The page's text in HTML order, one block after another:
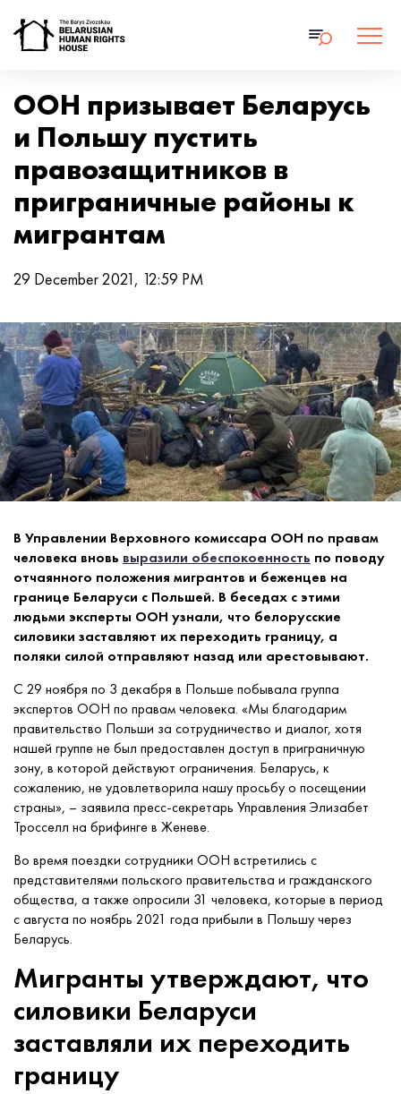
ООН призывает Беларусь
и Польшу пустить
правозащитников в
приграничные районы к
мигрантам
29 December 2021, 12:59 PM
В Управлении Верховного комиссара ООН по правам
человека вновь выразили обеспокоенность по поводу
отчаянного положения мигрантов и беженцев на
границе Беларуси с Польшей. В беседах с этими
людьми эксперты ООН узнали, что белорусские
силовики заставляют их переходить границу, а
поляки силой отправляют назад или арестовывают.
С 29 ноября по 3 декабря в Польше побывала группа
экспертов ООН по правам человека. «Мы благодарим
правительство Польши за сотрудничество и диалог, хотя
нашей группе не был предоставлен доступ в приграничную
зону, в которой действуют ограничения. Беларусь, к
сожалению, не удовлетворила нашу просьбу о посещении
страны», – заявила пресс-секретарь Управления Элизабет
Тросселл на брифинге в Женеве.
Во время поездки сотрудники ООН встретились с
представителями польского правительства и гражданского
общества, а также опросили 31 человека, которые в период
с августа по ноябрь 2021 года прибыли в Польшу через
Беларусь.
Мигранты утверждают, что
силовики Беларуси
заставляли их переходить
границу